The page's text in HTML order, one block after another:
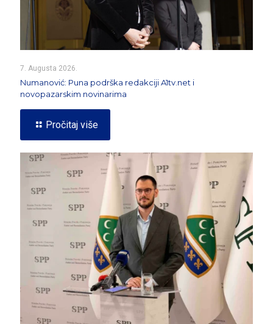
7. Augusta 2026.
Numanović: Puna podrška redakciji A1tv.net i
novopazarskim novinarima
Pročitaj više